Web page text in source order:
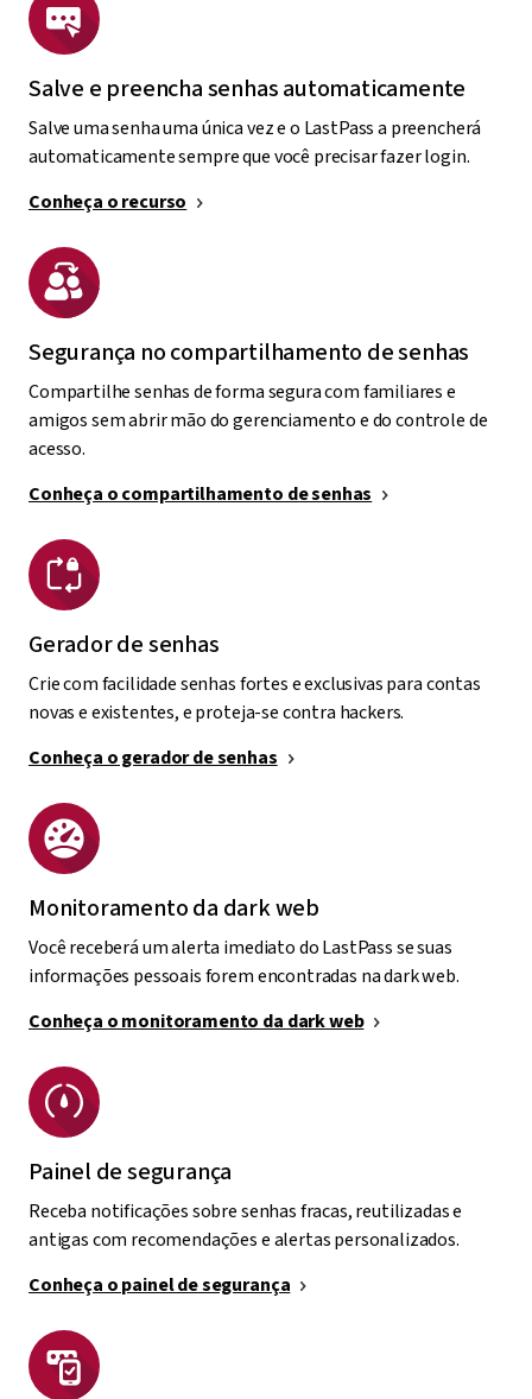
Salve e preencha senhas automaticamente
Salve uma senha uma única vez e o LastPass a preencherá
automaticamente sempre que você precisar fazer login.
Conheça o recurso
Segurança no compartilhamento de senhas
Compartilhe senhas de forma segura com familiares e
amigos sem abrir mão do gerenciamento e do controle de
acesso.
Conheça o compartilhamento de senhas
Gerador de senhas
Crie com facilidade senhas fortes e exclusivas para contas
novas e existentes, e proteja-se contra hackers.
Conheça o gerador de senhas
Monitoramento da dark web
Você receberá um alerta imediato do LastPass se suas
informações pessoais forem encontradas na dark web.
Conheça o monitoramento da dark web
Painel de segurança
Receba notificações sobre senhas fracas, reutilizadas e
antigas com recomendações e alertas personalizados.
Conheça o painel de segurança